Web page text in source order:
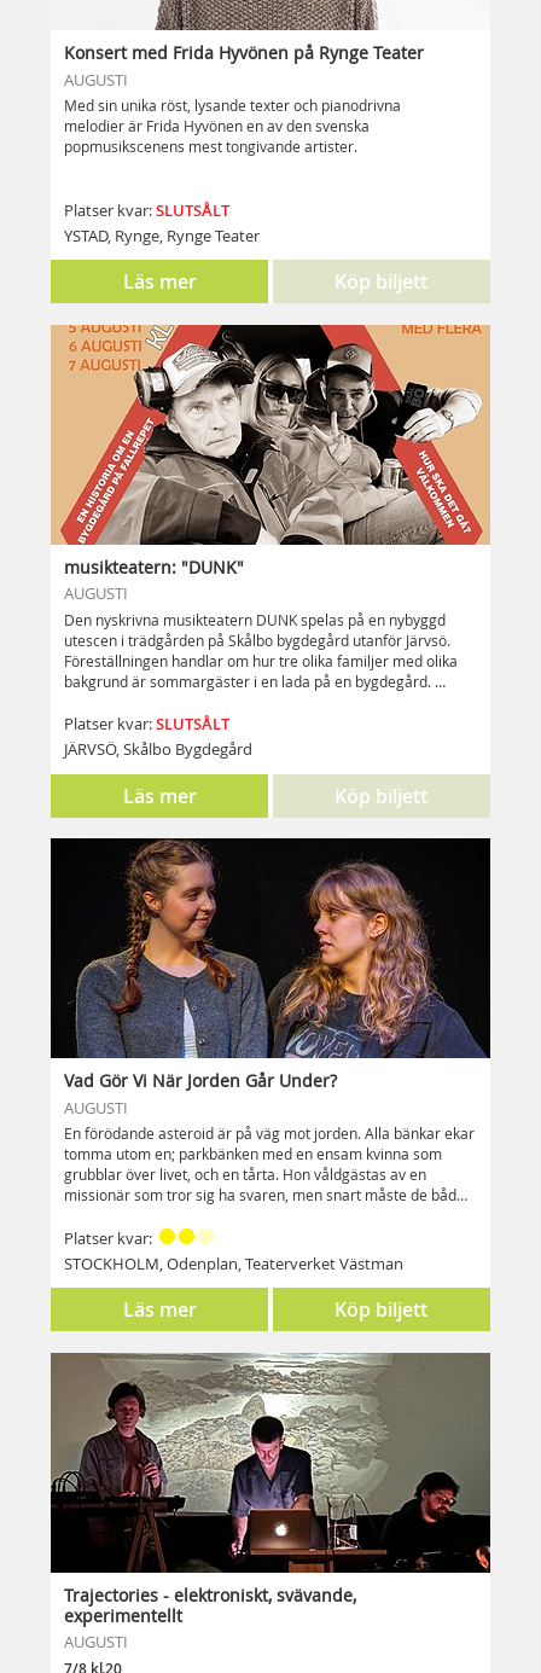
Konsert med Frida Hyvönen på Rynge Teater
AUGUSTI
Med sin unika röst, lysande texter och pianodrivna
melodier är Frida Hyvönen en av den svenska
popmusikscenens mest tongivande artister.
denna fantastiska artist på vår mycket intima scen.
Platser kvar:SLUTSÅLT
YSTAD, Rynge, Rynge Teater
Läs mer Köp biljett
musikteatern: "DUNK"
AUGUSTI
Den nyskrivna musikteatern DUNK spelas på en nybyggd
utescen i trädgården på Skålbo bygdegård utanför Järvsö.
Föreställningen handlar om hur tre olika familjer med olika
bakgrund är sommargäster i en lada på en bygdegård.
konflikter, kärlek, otrohet, musikskapande och ett hot från
kommunen.
Platser kvar:SLUTSÅLT
JÄRVSÖ, Skålbo Bygdegård
Läs mer Köp biljett
Vad Gör Vi När Jorden Går Under?
AUGUSTI
En förödande asteroid är på väg mot jorden. Alla bänkar ekar
tomma utom en; parkbänken med en ensam kvinna som
grubblar över livet, och en tårta. Hon våldgästas av en
missionär som tror sig ha svaren, men snart måste de båda
Platser kvar:
STOCKHOLM, Odenplan, Teaterverket Västman
Läs mer Köp biljett
Trajectories - elektroniskt, svävande,
experimentellt
AUGUSTI
7/8 kl.20